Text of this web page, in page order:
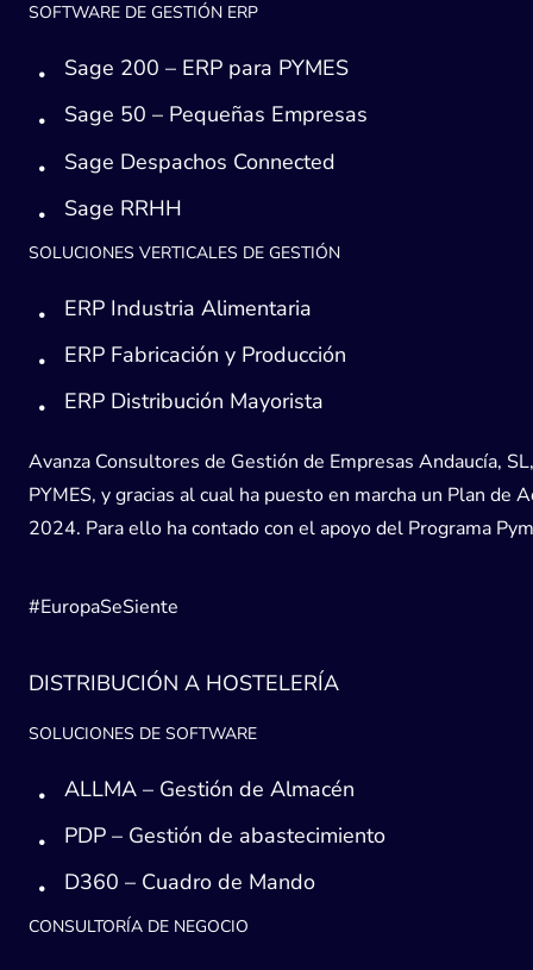
SOFTWARE DE GESTIÓN ERP
Sage 200 – ERP para PYMES
Sage 50 – Pequeñas Empresas
Sage Despachos Connected
Sage RRHH
SOLUCIONES VERTICALES DE GESTIÓN
ERP Industria Alimentaria
ERP Fabricación y Producción
ERP Distribución Mayorista
Avanza Consultores de Gestión de Empresas Andaucía,
PYMES, y gracias al cual ha puesto en marcha un Plan
2024. Para ello ha contado con el apoyo del Programa
#EuropaSeSiente
DISTRIBUCIÓN A HOSTELERÍA
SOLUCIONES DE SOFTWARE
ALLMA – Gestión de Almacén
PDP – Gestión de abastecimiento
D360 – Cuadro de Mando
CONSULTORÍA DE NEGOCIO